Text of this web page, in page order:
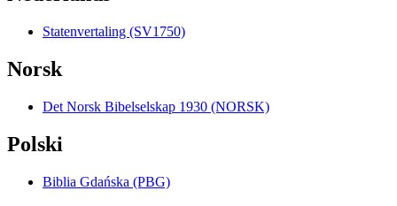
Statenvertaling (SV1750)
Norsk
Det Norsk Bibelselskap 1930 (NORSK)
Polski
Biblia Gdańska (PBG)